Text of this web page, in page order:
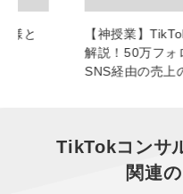
様と
【神授業】
解説！50万フォ
SNS経由の売上
TikTokコンサ
関連